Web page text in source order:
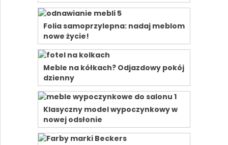
Folia samoprzylepna: nadaj meblom
nowe życie!
Meble na kółkach? Odjazdowy pokój
dzienny
Klasyczny model wypoczynkowy w
nowej odsłonie